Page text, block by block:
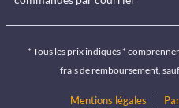
* Tous les prix indiqués *
frais de remboursement,
Mentions légales